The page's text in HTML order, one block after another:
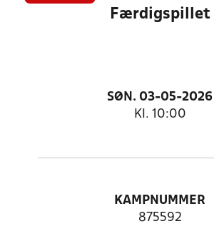
Færdigspillet
SØN. 03-05-2026
Kl. 10:00
KAMPNUMMER
875592